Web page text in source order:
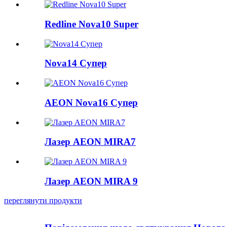
Redline Nova10 Super
Nova14 Супер
AEON Nova16 Супер
Лазер AEON MIRA7
Лазер AEON MIRA 9
переглянути продукти